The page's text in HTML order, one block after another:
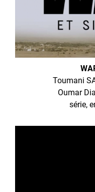
Toumani
Oumar
série,